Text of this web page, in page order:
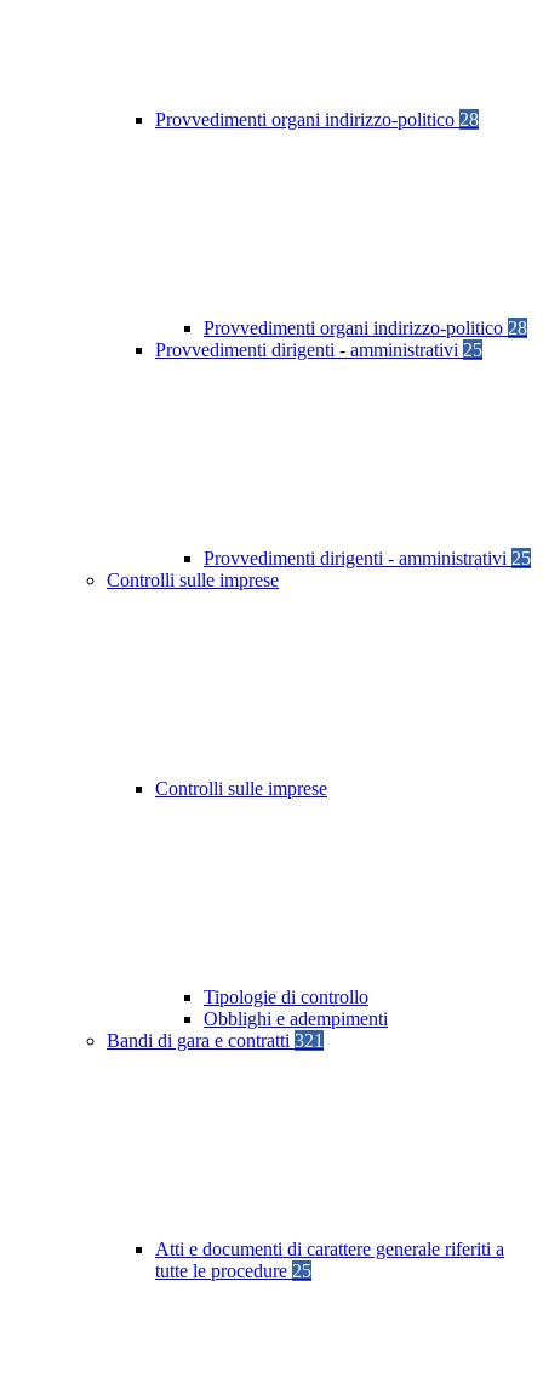
Provvedimenti organi indirizzo-politico 28
Provvedimenti organi indirizzo-politico 28
Provvedimenti dirigenti - amministrativi 25
Provvedimenti dirigenti - amministrativi 25
Controlli sulle imprese
Controlli sulle imprese
Tipologie di controllo
Obblighi e adempimenti
Bandi di gara e contratti 321
Atti e documenti di carattere generale riferiti a
tutte le procedure 25